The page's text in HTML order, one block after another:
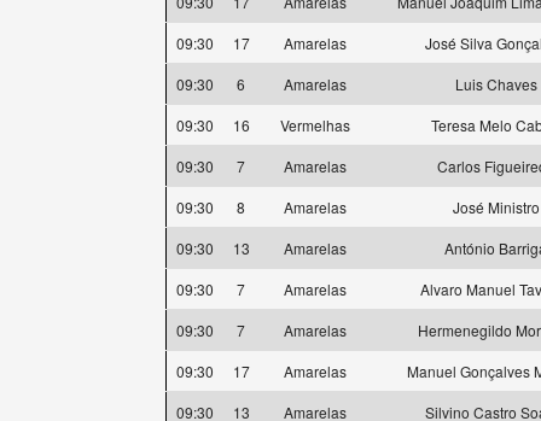
09:30
17 Amarelas
José Silva
09:30
6 Amarelas
Luis Chaves
09:30
16 Vermelhas
Teresa Melo
09:30
7 Amarelas
Carlos
09:30
8 Amarelas
José Ministro
09:30
13 Amarelas
António
09:30
7 Amarelas
Alvaro Manuel
09:30
7 Amarelas
Hermenegildo
09:30
17 Amarelas
Manuel Gonçalves
09:30
13 Amarelas Silvino Castro